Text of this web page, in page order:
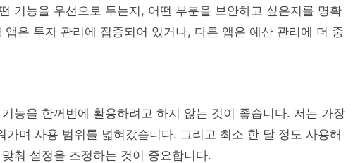
기능을 우선으로 두는지, 어떤 부분을 보안하고 싶은지를 명확
은 투자 관리에 집중되어 있거나, 다른 앱은 예산 관리에 더 중
능을 한꺼번에 활용하려고 하지 않는 것이 좋습니다. 저는 가장
가며 사용 범위를 넓혀갔습니다. 그리고 최소 한 달 정도 사용해
춰 설정을 조정하는 것이 중요합니다.